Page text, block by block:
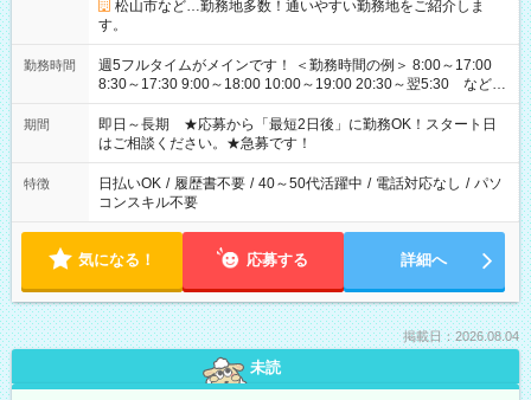
松山市など…勤務地多数！通いやすい勤務地をご紹介しま
す。
勤務時間
週5フルタイムがメインです！ ＜勤務時間の例＞ 8:00～17:00
8:30～17:30 9:00～18:00 10:00～19:00 20:30～翌5:30 など ★
その他にも勤務時間多数！ 日勤のみ、残業なし、交替制など
ご希望を教えてください！
期間
即日～長期 ★応募から「最短2日後」に勤務OK！スタート日
はご相談ください。★急募です！
特徴 日払いOK / 履歴書不要 / 40～50代活躍中 / 電話対応なし / パソ
コンスキル不要
気になる！ 応募する 詳細へ
掲載日：2026.08.04
未読